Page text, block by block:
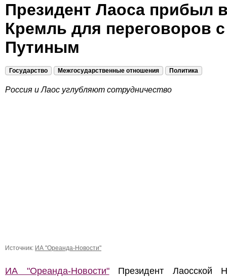
Президент Лаоса прибыл
Кремль для переговоров с
Путиным
Государство Межгосударственные отношения Политика
Россия и Лаос углубляют сотрудничество
Источник: ИА "Ореанда-Новости"
ИА "Ореанда-Новости"Президент Лаосской